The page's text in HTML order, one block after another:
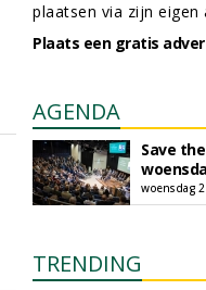
plaatsen via zijn eigen
Plaats een gratis
AGENDA
Save
woensdag 2
TRENDING